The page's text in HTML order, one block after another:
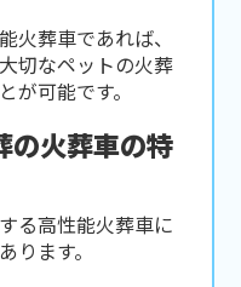
火葬車であれば、
切なペットの火葬
が可能です。
の火葬車の特
る高性能火葬車に
ります。